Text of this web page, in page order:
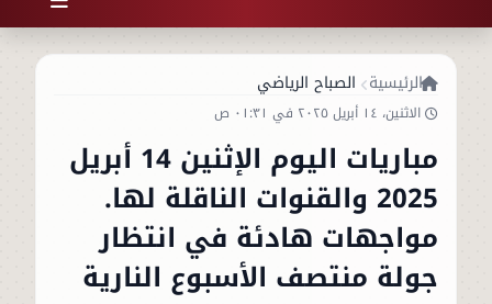
الرئيسية الصباح الرياضي
الاثنين، ١٤ أبريل ٢٠٢٥ في ٠١:٣١ ص
مباريات اليوم الإثنين 14 أبريل
2025 والقنوات الناقلة لها.
مواجهات هادئة في انتظار
جولة منتصف الأسبوع النارية